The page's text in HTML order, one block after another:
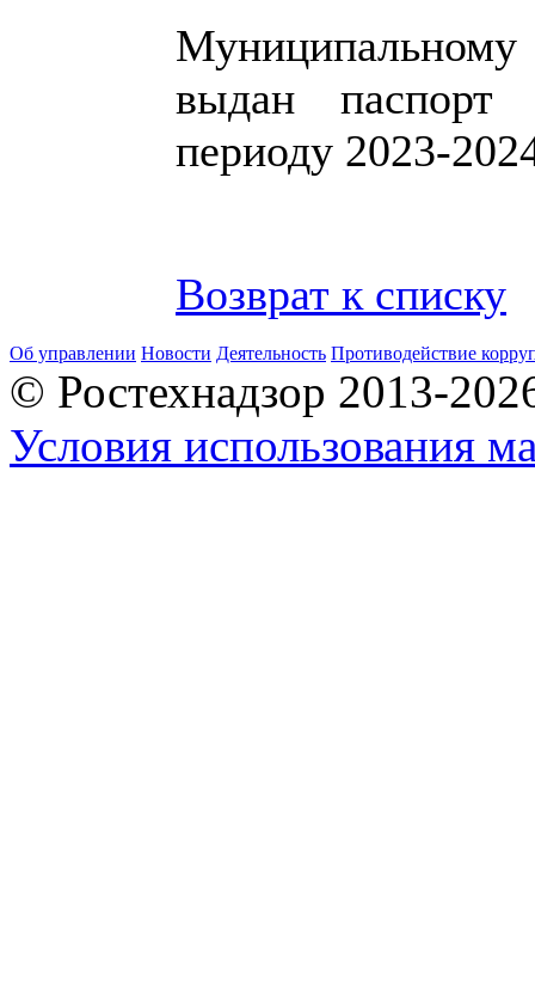
выдан паспорт
периоду 2023-
Возврат к списку
Об управлении Новости Деятельность Противодействие
© Ростехнадзор 2013-
Условия использования